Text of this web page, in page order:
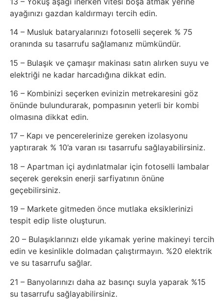
Elektronik
Cihazlar
Felsefe
Finans
Genel
Gizem
Grafik
&
Tasarım
Güvenlik
Haber
ayağınızı gazdan kaldırmayı tercih edin.
14 – Musluk bataryalarınızı fotoselli seçerek % 75
oranında su tasarrufu sağlamanız mümkündür.
15 – Bulaşık ve çamaşır makinası satın alırken suyu ve
elektriği ne kadar harcadığına dikkat edin.
16 – Kombinizi seçerken evinizin metrekaresini göz
önünde bulundurarak, pompasının yeterli bir kombi
olmasına dikkat edin.
17 – Kapı ve pencerelerinize gereken izolasyonu
yaptırarak % 10’a varan ısı tasarrufu sağlayabilirsiniz.
18 – Apartman içi aydınlatmalar için fotoselli lambalar
seçerek gereksin enerji sarfiyatının önüne
geçebilirsiniz.
19 – Markete gitmeden önce mutlaka eksiklerinizi
tespit edip liste oluşturun.
20 – Bulaşıklarınızı elde yıkamak yerine makineyi tercih
edin ve kesinlikle dolmadan çalıştırmayın. %20 elektrik
ve su tasarrufu sağlar.
21 – Banyolarınızı daha az basınçı suyla yaparak %15
su tasarrufu sağlayabilirsiniz.